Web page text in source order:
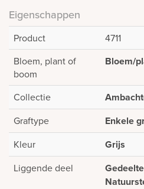
Eigenschappen
Product
4711
Bloem, plant of
boom
Bloem/
Collectie
Graftype Enkele
Kleur Grijs
Liggende deel